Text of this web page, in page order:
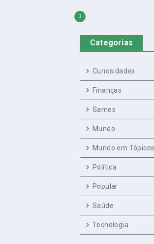
3
Categorias
Curiosidades
Finanças
Games
Mundo
Mundo em Tópicos
Política
Popular
Saúde
Tecnologia